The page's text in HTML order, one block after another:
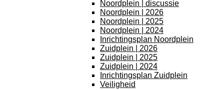
Noordplein | discussie
Noordplein | 2026
Noordplein | 2025
Noordplein | 2024
Inrichtingsplan Noordplein
Zuidplein | 2026
Zuidplein | 2025
Zuidplein | 2024
Inrichtingsplan Zuidplein
Veiligheid